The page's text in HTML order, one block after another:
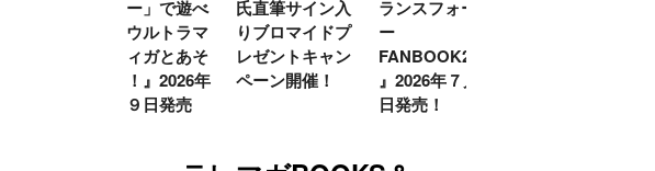
イマー」で遊べ
る『ウルトラマ
ンティガとあそ
ぼう！』2026年
７月９日発売
氏直筆サイン入
りブロマイドプ
レゼントキャン
ペーン開催！
ランスフォーマ
ー
FANBOOK2026
』2026年７月31
日発売！